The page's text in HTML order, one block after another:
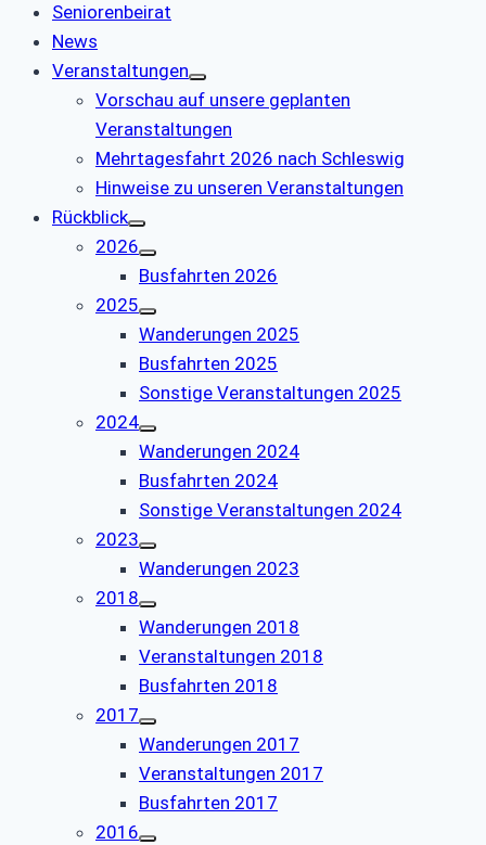
Seniorenbeirat
News
Veranstaltungen
Vorschau auf unsere geplanten
Veranstaltungen
Mehrtagesfahrt 2026 nach Schleswig
Hinweise zu unseren Veranstaltungen
Rückblick
2026
Busfahrten 2026
2025
Wanderungen 2025
Busfahrten 2025
Sonstige Veranstaltungen 2025
2024
Wanderungen 2024
Busfahrten 2024
Sonstige Veranstaltungen 2024
2023
Wanderungen 2023
2018
Wanderungen 2018
Veranstaltungen 2018
Busfahrten 2018
2017
Wanderungen 2017
Veranstaltungen 2017
Busfahrten 2017
2016